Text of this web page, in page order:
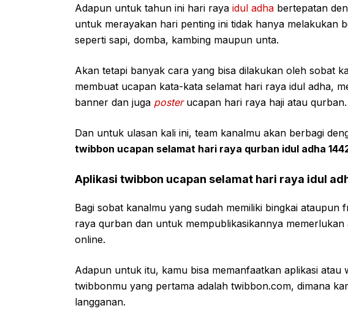
Adapun untuk tahun ini hari raya idul adha bertepatan
untuk merayakan hari penting ini tidak hanya melakukan
seperti sapi, domba, kambing maupun unta.
Akan tetapi banyak cara yang bisa dilakukan oleh sobat
membuat ucapan kata-kata selamat hari raya idul adha,
banner dan juga posterucapan hari raya haji atau qurban.
Dan untuk ulasan kali ini, team kanalmu akan berbagi
twibbon ucapan selamat hari raya qurban idul adha
Aplikasi twibbon ucapan selamat hari raya idul
Bagi sobat kanalmu yang sudah memiliki bingkai ataupun
raya qurban dan untuk mempublikasikannya memerlukan
online.
Adapun untuk itu, kamu bisa memanfaatkan aplikasi atau
twibbonmu yang pertama adalah twibbon.com, dimana
langganan.